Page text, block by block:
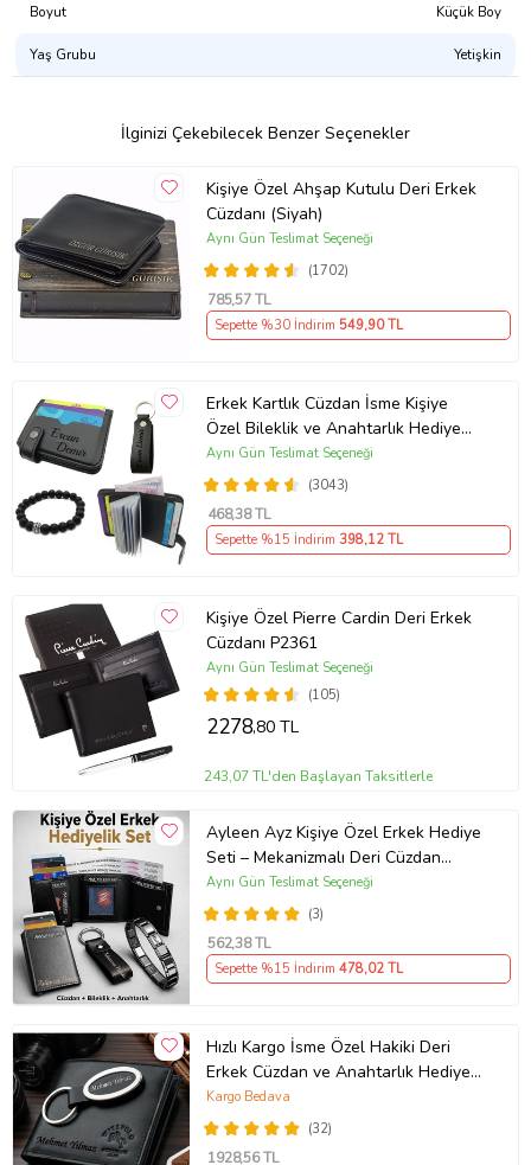
Boyut Küçük Boy
Yaş Grubu Yetişkin
İlginizi Çekebilecek Benzer Seçenekler
Kişiye Özel Ahşap Kutulu Deri Erkek
Cüzdanı (Siyah)
(1702)
Aynı Gün Teslimat Seçeneği
785,57 TL
Sepette %30 İndirim 549,90 TL
Erkek Kartlık Cüzdan İsme Kişiye
Özel Bileklik ve Anahtarlık Hediye
(Siyah)
(3043)
Aynı Gün Teslimat Seçeneği
468,38 TL
Sepette %15 İndirim 398,12 TL
Kişiye Özel Pierre Cardin Deri Erkek
Cüzdanı P2361
(105)
Aynı Gün Teslimat Seçeneği
2278,80 TL
243,07 TL'den Başlayan Taksitlerle
Ayleen Ayz Kişiye Özel Erkek Hediye
Seti – Mekanizmalı Deri Cüzdan
Kartlık, Çelik Bileklik ve Anahtarlık
(Siyah)
(3)
Aynı Gün Teslimat Seçeneği
562,38 TL
Sepette %15 İndirim 478,02 TL
Hızlı Kargo İsme Özel Hakiki Deri
Erkek Cüzdan ve Anahtarlık Hediye
Seti, Sevgiliye, Eşe, Babaya,
Arkadaşa Kişiye Özel Hediye
(32)
Kargo Bedava
1928,56 TL